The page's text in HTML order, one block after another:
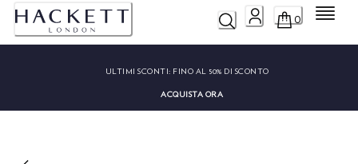
0 Menu
ULTIMI SCONTI: FINO AL 50% DI SCONTO
ACQUISTA ORA